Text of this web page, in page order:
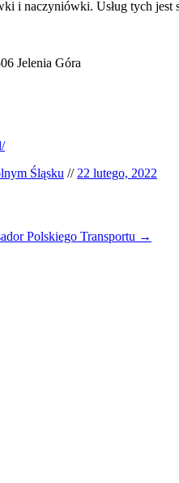
naczyniówki. Usług tych jest
Jelenia Góra
Śląsku // 22 lutego, 2022
Polskiego Transportu →